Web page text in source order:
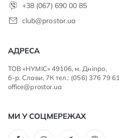
+38 (067) 690 00 85
club@prostor.ua
АДРЕСА
ТОВ «НУМІС» 49106, м. Дніпро,
б-р. Слави, 7К тел.: (056) 376 79 61
office@prostor.ua
МИ У СОЦМЕРЕЖАХ